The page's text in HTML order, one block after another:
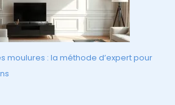
moulures : la méthode d’expert pour